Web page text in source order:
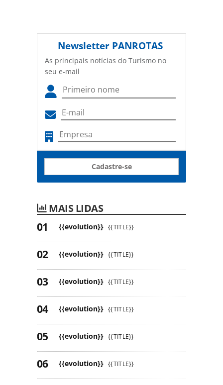
Newsletter PANROTAS
As principais notícias do Turismo no
seu e-mail
Cadastre-se
MAIS LIDAS
{{evolution}} {{TITLE}}
{{evolution}} {{TITLE}}
{{evolution}} {{TITLE}}
{{evolution}} {{TITLE}}
{{evolution}} {{TITLE}}
{{evolution}} {{TITLE}}